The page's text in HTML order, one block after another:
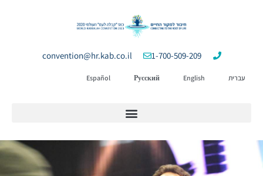
1-700-509-209
convention@hr.kab.co.il
עברית English
Русский
Español